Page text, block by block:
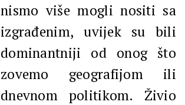
nismo više mogli nositi sa
izgrađenim, uvijek su bili
dominantniji od onog što
zovemo geografijom ili
dnevnom politikom. Živio